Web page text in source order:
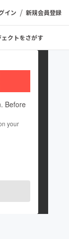
イン / 新規会員登録
ェクトをさがす
Before
your
ています